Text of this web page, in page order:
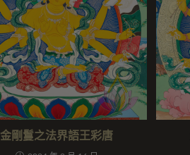
金剛鬘之法界語王彩唐